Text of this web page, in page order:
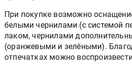
При покупке возможно
белыми чернилами (с системой
лаком, чернилами
(оранжевыми и зелёными).
отпечатках можно